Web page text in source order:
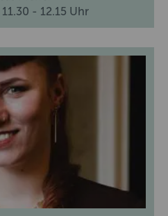
| 11.30 - 12.15 Uhr